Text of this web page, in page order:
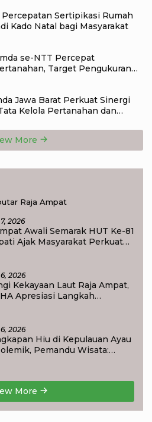
Sertipikasi Rumah
Kado Natal bagi Masyarakat
se-NTT Percepat
Target Pengukuran
Jawa Barat Perkuat Sinergi
Kelola Pertanahan dan
More
Raja Ampat
2026
Awali Semarak HUT Ke-81
Ajak Masyarakat Perkuat
2026
Kekayaan Laut Raja Ampat,
Apresiasi Langkah
2026
Hiu di Kepulauan Ayau
Pemandu Wisata:
More